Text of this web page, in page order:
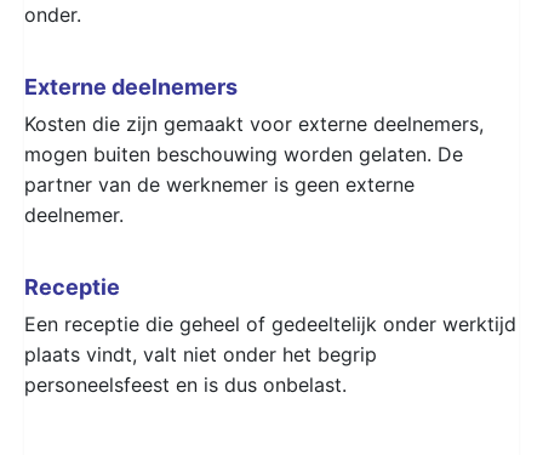
onder.
Externe deelnemers
Kosten die zijn gemaakt voor externe deelnemers,
mogen buiten beschouwing worden gelaten. De
partner van de werknemer is geen externe
deelnemer.
Receptie
Een receptie die geheel of gedeeltelijk onder werktijd
plaats vindt, valt niet onder het begrip
personeelsfeest en is dus onbelast.